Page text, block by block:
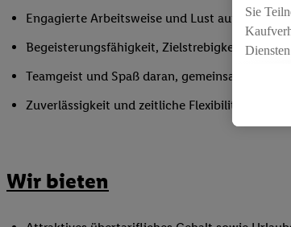
Engagierte Arbeitsweise und Lust auf die
Begeisterungsfähigkeit, Zielstrebigkeit und
Teamgeist und Spaß daran, gemeinsam mit
Zuverlässigkeit und zeitliche Flexibilität
Wir bieten
Sie
Die
Ihr
zur